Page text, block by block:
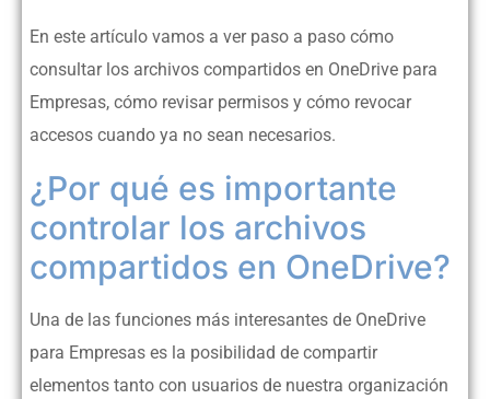
En este artículo vamos a ver paso a paso cómo
consultar los archivos compartidos en OneDrive para
Empresas, cómo revisar permisos y cómo revocar
accesos cuando ya no sean necesarios.
¿Por qué es importante
controlar los archivos
compartidos en OneDrive?
Una de las funciones más interesantes de OneDrive
para Empresas es la posibilidad de compartir
elementos tanto con usuarios de nuestra organización